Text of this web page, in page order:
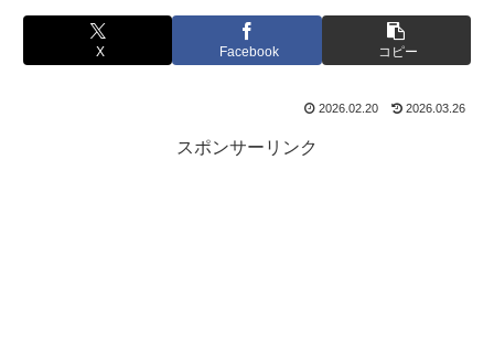
X Facebook コピー
2026.02.20 2026.03.26
スポンサーリンク